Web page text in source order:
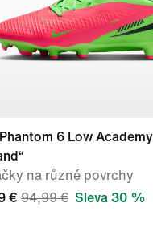
6 Low
na různé povrchy
€ 94,99 € Sleva 30 %